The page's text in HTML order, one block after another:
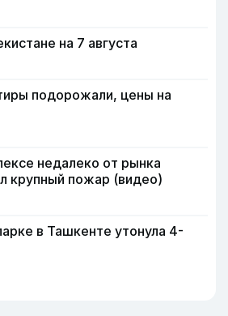
на 7 августа
подорожали, цены на
недалеко от рынка
крупный пожар (видео)
в Ташкенте утонула 4-